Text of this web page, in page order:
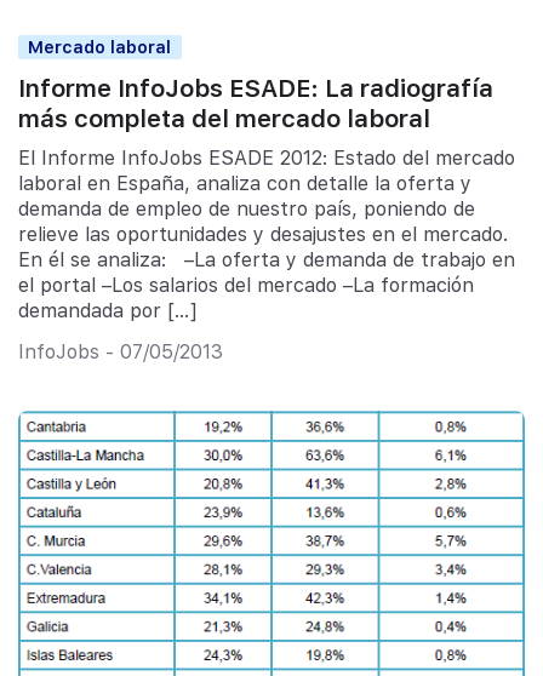
Mercado laboral
Informe InfoJobs ESADE: La radiografía
más completa del mercado laboral
El Informe InfoJobs ESADE 2012: Estado del mercado
laboral en España, analiza con detalle la oferta y
demanda de empleo de nuestro país, poniendo de
relieve las oportunidades y desajustes en el mercado.
En él se analiza: –La oferta y demanda de trabajo en
el portal –Los salarios del mercado –La formación
demandada por […]
InfoJobs - 07/05/2013